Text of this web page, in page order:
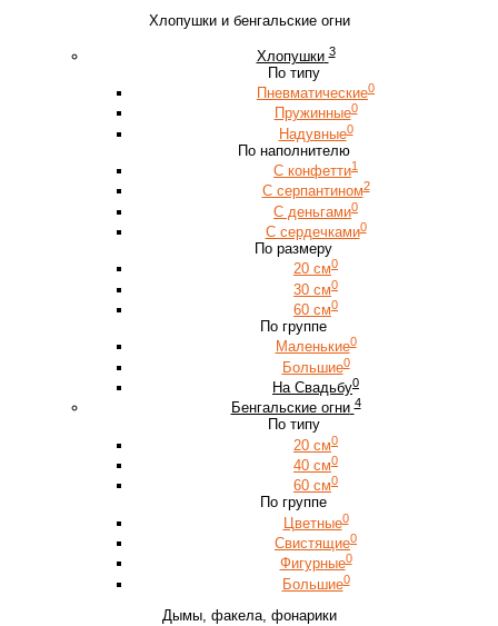
Хлопушки и бенгальские огни
Хлопушки 3
По типу
Пневматические0
Пружинные0
Надувные0
По наполнителю
С конфетти1
С серпантином2
С деньгами0
С сердечками0
По размеру
20 см0
30 см0
60 см0
По группе
Маленькие0
Большие0
На Свадьбу0
Бенгальские огни 4
По типу
20 см0
40 см0
60 см0
По группе
Цветные0
Свистящие0
Фигурные0
Большие0
Дымы, факела, фонарики